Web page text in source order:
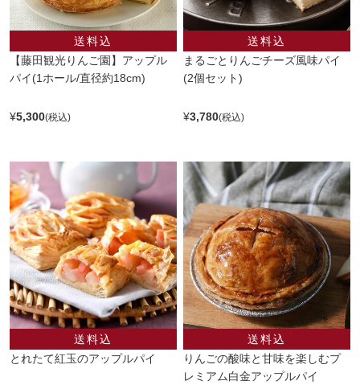
【藤田観光りんご園】アップル
パイ(1ホール/直径約18cm)
¥5,300
まるごとりんごチーズ風味パイ
(2個セット)
¥3,780
とれたて紅玉のアップルパイ
りんごの酸味と甘味を楽しむプ
レミアム白金アップルパイ